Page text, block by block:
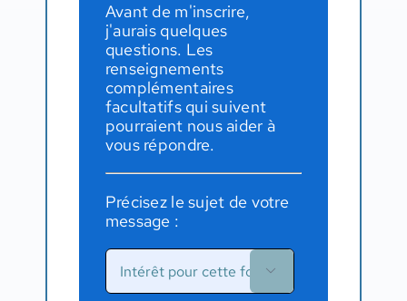
Avant de m'inscrire,
j'aurais quelques
questions. Les
renseignements
complémentaires
facultatifs qui suivent
pourraient nous aider à
vous répondre.
Précisez le sujet de votre
message :
